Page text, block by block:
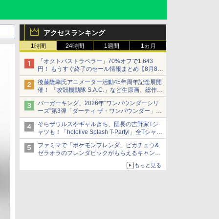
アクセスランキング
1時間 24時間 1週間 1カ月
「オクトパストラベラー」70%オフで1,643
円！ もうすぐ終了のセール情報まとめ【8月8日
更新】
ニンテンドーeショップでは「大神 絶景版」が
67%オフで990円
後藤隆幸氏アニメーター活動45年周年記念展開
催！ 「攻殻機動隊 S.A.C.」など生原画、総作画
監督修正が展示
バーガーキング、2026年“ワンパウンダーシリ
ーズ”第3弾「ダーティ ザ・ワンパウンダー」を
8月7日発売
「特製ガーリックマヨソース」を使用した超大
型チーズバーガー
そらザウルスやギャルきち、団長の吉野家Tシ
ャツも！「hololive Splash T-Party!」全Tシャツ
ラインナップ公開＆オンライン販売開始
ファミマで「ポケモンフレンダ」ピカチュウ&
ゼラオラのフレンダピックがもらえるキャンペ
もっと見る